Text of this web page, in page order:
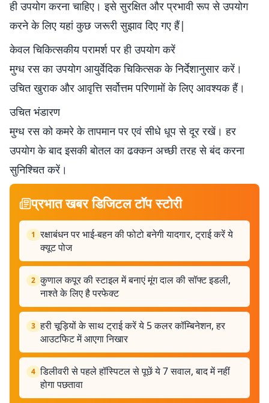
ही उपयोग करना चाहिए। इसे सुरक्षित और प्रभावी रूप से उपयोग
करने के लिए यहां कुछ जरूरी सुझाव दिए गए हैं|
केवल चिकित्सकीय परामर्श पर ही उपयोग करें
मुग्ध रस का उपयोग आयुर्वेदिक चिकित्सक के निर्देशानुसार करें।
उचित खुराक और आवृत्ति सर्वोत्तम परिणामों के लिए आवश्यक हैं।
उचित भंडारण
मुग्ध रस को कमरे के तापमान पर एवं सीधे धूप से दूर रखें। हर
उपयोग के बाद इसकी बोतल का ढक्कन अच्छी तरह से बंद करना
सुनिश्चित करें।
प्रभात खबर डिजिटल टॉप स्टोरी
1 रक्षाबंधन पर भाई-बहन की फोटो बनेगी यादगार, ट्राई करें ये
क्यूट पोज
2 कुणाल कपूर की स्टाइल में बनाएं मूंग दाल की सॉफ्ट इडली,
नाश्ते के लिए है परफेक्ट
3 हरी चूड़ियों के साथ ट्राई करें ये 5 कलर कॉम्बिनेशन, हर
आउटफिट में आएगा निखार
4 डिलीवरी से पहले हॉस्पिटल से पूछें ये 7 सवाल, बाद में नहीं
होगा पछतावा